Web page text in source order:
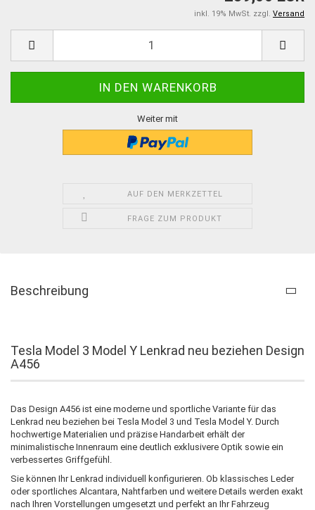
inkl. 19% MwSt. zzgl. Versand
Weiter mit
AUF DEN MERKZETTEL
FRAGE ZUM PRODUKT
Beschreibung
Tesla Model 3 Model Y Lenkrad neu beziehen Design
A456
Das Design A456 ist eine moderne und sportliche Variante für das
Lenkrad neu beziehen bei Tesla Model 3 und Tesla Model Y. Durch
hochwertige Materialien und präzise Handarbeit erhält der
minimalistische Innenraum eine deutlich exklusivere Optik sowie ein
verbessertes Griffgefühl.
Sie können Ihr Lenkrad individuell konfigurieren. Ob klassisches Leder
oder sportliches Alcantara, Nahtfarben und weitere Details werden exakt
nach Ihren Vorstellungen umgesetzt und perfekt an Ihr Fahrzeug